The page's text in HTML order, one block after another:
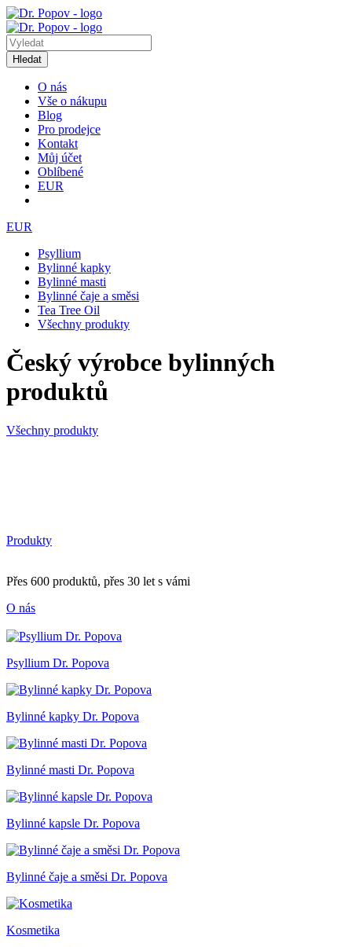
Hledat
O nás
Vše o nákupu
Blog
Pro prodejce
Kontakt
Můj účet
Oblíbené
EUR
EUR
Psyllium
Bylinné kapky
Bylinné masti
Bylinné čaje a směsi
Tea Tree Oil
Všechny produkty
Český výrobce bylinných
produktů
Všechny produkty
Produkty
Přes 600 produktů, přes 30 let s vámi
O nás
Psyllium Dr. Popova
Bylinné kapky Dr. Popova
Bylinné masti Dr. Popova
Bylinné kapsle Dr. Popova
Bylinné čaje a směsi Dr. Popova
Kosmetika